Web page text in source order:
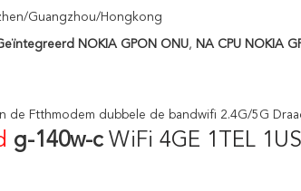
Guangzhou/Hongkong
NOKIA GPON ONU, NA CPU NOKIA
de Ftthmodem dubbele de bandwifi 2.4G/5G
g-140w-c WiFi 4GE 1TEL